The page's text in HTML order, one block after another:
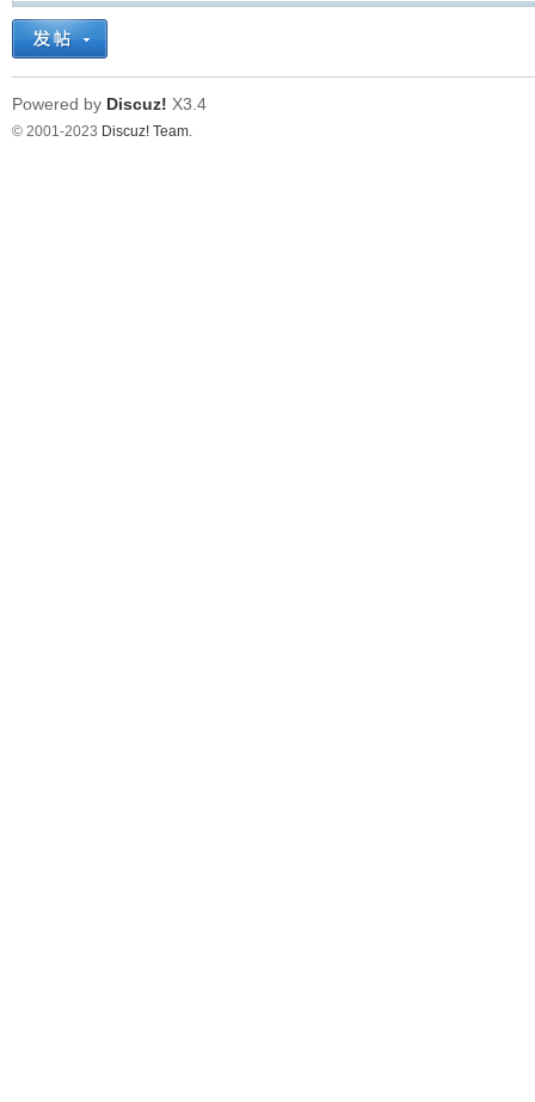
Powered by Discuz! X3.4
© 2001-2023 Discuz! Team.